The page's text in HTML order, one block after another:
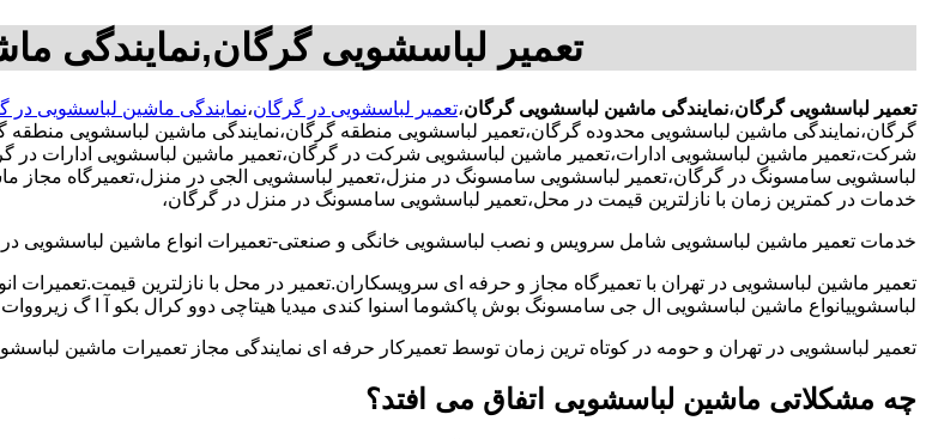
تعمیر لباسشویی گرگان,نمایندگی
تعمیر لباسشویی گرگان،نمایندگی ماشین لباسشویی گرگان،تعمیر لباسشویی در گرگان،نمایندگی ماشین لباسشویی در
گرگان،نمایندگی ماشین لباسشویی محدوده گرگان،تعمیر لباسشویی منطقه گرگان،نمایندگی ماشین لباسشویی منطقه
شرکت،تعمیر ماشین لباسشویی ادارات،تعمیر ماشین لباسشویی شرکت در گرگان،تعمیر ماشین لباسشویی ادارات در
لباسشویی سامسونگ در گرگان،تعمیر لباسشویی سامسونگ در منزل،تعمیر لباسشویی الجی در منزل،تعمیرگاه مجاز
خدمات در کمترین زمان با نازلترین قیمت در محل،تعمیر لباسشویی سامسونگ در منزل در گرگان،
خدمات تعمیر ماشین لباسشویی شامل سرویس و نصب لباسشویی خانگی و صنعتی-تعمیرات انواع ماشین لباسشویی در
تعمیر ماشین لباسشویی در تهران با تعمیرگاه مجاز و حرفه ای سرویسکاران.تعمیر در محل با نازلترین قیمت.تعمیرات
لباسشوییانواع ماشین لباسشویی ال جی سامسونگ بوش پاکشوما اسنوا کندی میدیا هیتاچی دوو کرال بکو آ ا گ
تعمیر لباسشویی در تهران و حومه در کوتاه ترین زمان توسط تعمیرکار حرفه ای نمایندگی مجاز تعمیرات ماشین
چه مشکلاتی ماشین لباسشویی اتفاق می افتد؟